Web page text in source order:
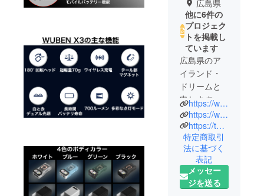
広島県
他に6件の
プロジェク
トを掲載し
ています
広島県のア
イランド・
ドリームと
申します。
主に海外
で、想いを
込めて作ら
れた製品
と、想いを
受け継いで
使っていた
https://www.instagram.com/islanddreamjapan/
https://www.instagram.com/speras_p4pro/
https://twitter.com/circuitmess_jpn
特定商取引
法に基づく
表記
メッセー
ジを送る